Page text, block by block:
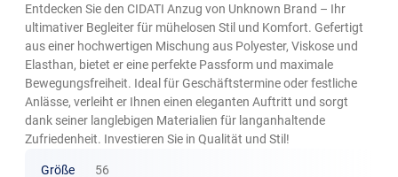
Entdecken Sie den CIDATI Anzug von Unknown Brand – Ihr
ultimativer Begleiter für mühelosen Stil und Komfort. Gefertigt
aus einer hochwertigen Mischung aus Polyester, Viskose und
Elasthan, bietet er eine perfekte Passform und maximale
Bewegungsfreiheit. Ideal für Geschäftstermine oder festliche
Anlässe, verleiht er Ihnen einen eleganten Auftritt und sorgt
dank seiner langlebigen Materialien für langanhaltende
Zufriedenheit. Investieren Sie in Qualität und Stil!
Größe 56